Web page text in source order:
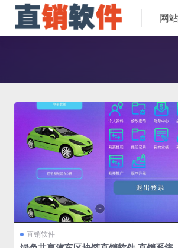
网
直销软件